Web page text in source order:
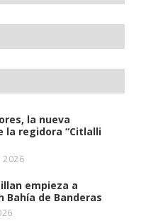
la nueva
la regidora “Citlalli
2026
empieza a
Bahía de Banderas